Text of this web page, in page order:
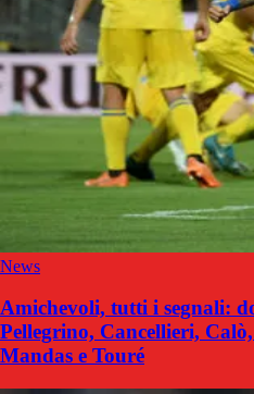
News
Amichevoli, tutti i segnali:
Pellegrino, Cancellieri,
Mandas e Touré